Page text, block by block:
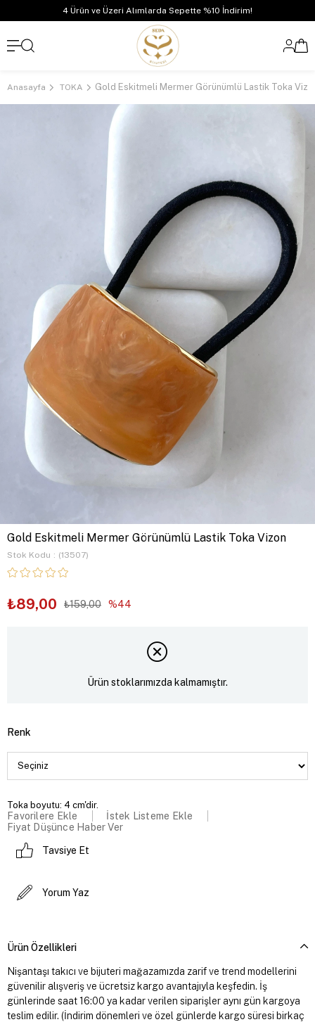
4 Ürün ve Üzeri Alımlarda Sepette %10 İndirim!
Anasayfa TOKA Gold Eskitmeli Mermer Görünümlü Lastik Toka
Gold Eskitmeli Mermer Görünümlü Lastik Toka Vizon
Stok Kodu (13507)
₺159,00
₺89,00 44
Ürün stoklarımızda kalmamıştır.
Renk
Toka boyutu: 4 cm'dir.
Favorilere Ekle
İstek Listeme Ekle
Fiyat Düşünce Haber Ver
Tavsiye Et
Yorum Yaz
Ürün Özellikleri
Nişantaşı takıcı ve bijuteri mağazamızda zarif ve trend modellerini
güvenilir alışveriş ve ücretsiz kargo avantajıyla keşfedin. İş
günlerinde saat 16:00 ya kadar verilen siparişler aynı gün kargoya
teslim edilir. (İndirim dönemleri ve özel günlerde kargo süresi birkaç